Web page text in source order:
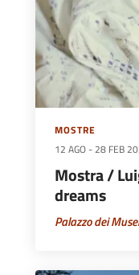
MOSTRE
12 AGO -28 FEB
Mostra /
dreams
Palazzo dei Musei